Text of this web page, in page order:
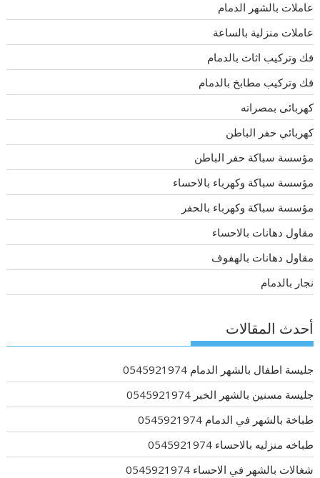
عاملات بالشهر الدمام
عاملات منزلية بالساعة
فك وتركيب اثاث بالدمام
فك وتركيب مطابخ بالدمام
كهربائى بمصراته
كهربائي حفر الباطن
مؤسسة سباكة حفر الباطن
مؤسسة سباكة وكهرباء بالاحساء
مؤسسة سباكة وكهرباء بالحفر
مقاول دهانات بالاحساء
مقاول دهانات بالهفوف
نجار بالدمام
أحدث المقالات
جليسة اطفال بالشهر الدمام 0545921974
جليسة مسنين بالشهر الخبر 0545921974
طباخة بالشهر في الدمام 0545921974
طباخه منزليه بالاحساء 0545921974
شغالات بالشهر في الاحساء 0545921974